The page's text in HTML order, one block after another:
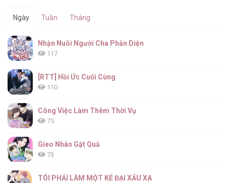
Ngày Tuần Tháng
Nhận Nuôi Người Cha Phản Diện
117
[RTT] Hồi Ức Cuối Cùng
110
Công Việc Làm Thêm Thời Vụ
75
Gieo Nhân Gặt Quả
73
TÔI PHẢI LÀM MỘT KẺ ĐẠI XẤU XA